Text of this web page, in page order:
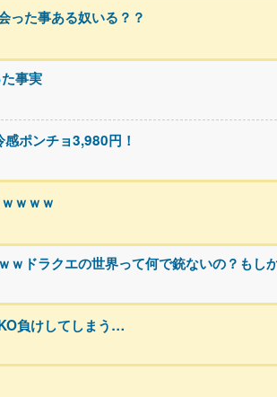
った事ある奴いる？？
事実
ポンチョ3,980円！
ｗｗｗ
ｗドラクエの世界って何で銃ないの？もし
負けしてしまう…